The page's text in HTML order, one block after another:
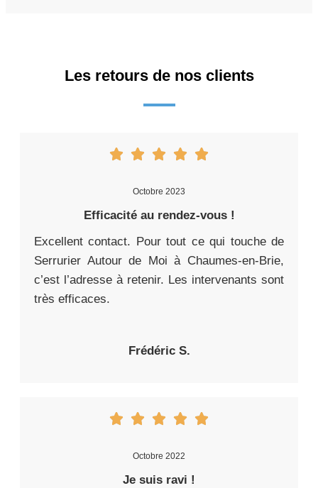
Les retours de nos clients
Octobre 2023
Efficacité au rendez-vous !
Excellent contact. Pour tout ce qui touche de
Serrurier Autour de Moi à Chaumes-en-Brie,
c’est l’adresse à retenir. Les intervenants sont
très efficaces.
Frédéric S.
Octobre 2022
Je suis ravi !